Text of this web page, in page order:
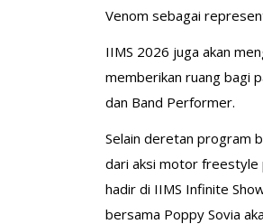
Venom sebagai
IIMS 2026 juga akan
memberikan ruang bagi
dan Band Performer.
Selain deretan program
dari aksi motor freestyle
hadir di IIMS Infinite
bersama Poppy Sovia